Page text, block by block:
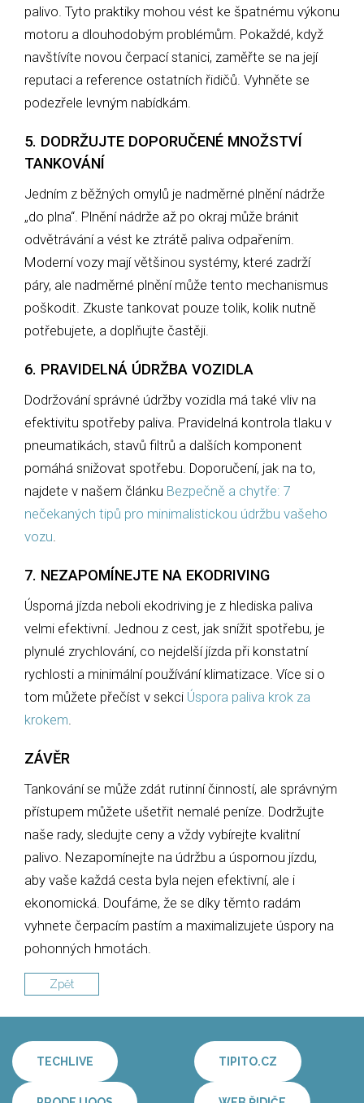
palivo. Tyto praktiky mohou vést ke špatnému výkonu
motoru a dlouhodobým problémům. Pokaždé, když
navštívíte novou čerpací stanici, zaměřte se na její
reputaci a reference ostatních řidičů. Vyhněte se
podezřele levným nabídkám.
5. DODRŽUJTE DOPORUČENÉ MNOŽSTVÍ
TANKOVÁNÍ
Jedním z běžných omylů je nadměrné plnění nádrže
„do plna“. Plnění nádrže až po okraj může bránit
odvětrávání a vést ke ztrátě paliva odpařením.
Moderní vozy mají většinou systémy, které zadrží
páry, ale nadměrné plnění může tento mechanismus
poškodit. Zkuste tankovat pouze tolik, kolik nutně
potřebujete, a doplňujte častěji.
6. PRAVIDELNÁ ÚDRŽBA VOZIDLA
Dodržování správné údržby vozidla má také vliv na
efektivitu spotřeby paliva. Pravidelná kontrola tlaku v
pneumatikách, stavů filtrů a dalších komponent
pomáhá snižovat spotřebu. Doporučení, jak na to,
najdete v našem článku Bezpečně a chytře: 7
nečekaných tipů pro minimalistickou údržbu vašeho
vozu
7. NEZAPOMÍNEJTE NA EKODRIVING
Úsporná jízda neboli ekodriving je z hlediska paliva
velmi efektivní. Jednou z cest, jak snížit spotřebu, je
plynulé zrychlování, co nejdelší jízda při konstatní
rychlosti a minimální používání klimatizace. Více si o
tom můžete přečíst v sekci Úspora paliva krok za
krokem
ZÁVĚR
Tankování se může zdát rutinní činností, ale správným
přístupem můžete ušetřit nemalé peníze. Dodržujte
naše rady, sledujte ceny a vždy vybírejte kvalitní
palivo. Nezapomínejte na údržbu a úspornou jízdu,
aby vaše každá cesta byla nejen efektivní, ale i
ekonomická. Doufáme, že se díky těmto radám
vyhnete čerpacím pastím a maximalizujete úspory na
pohonných hmotách.
Zpět
TECHLIVE TIPITO.CZ